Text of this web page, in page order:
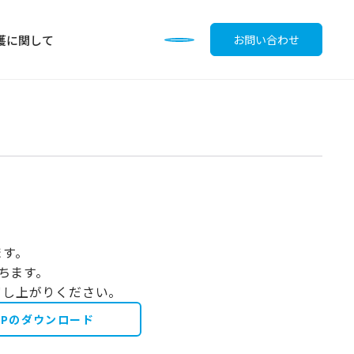
お問い合わせ
に関して
料
。
す。
上がりください。
のダウンロード